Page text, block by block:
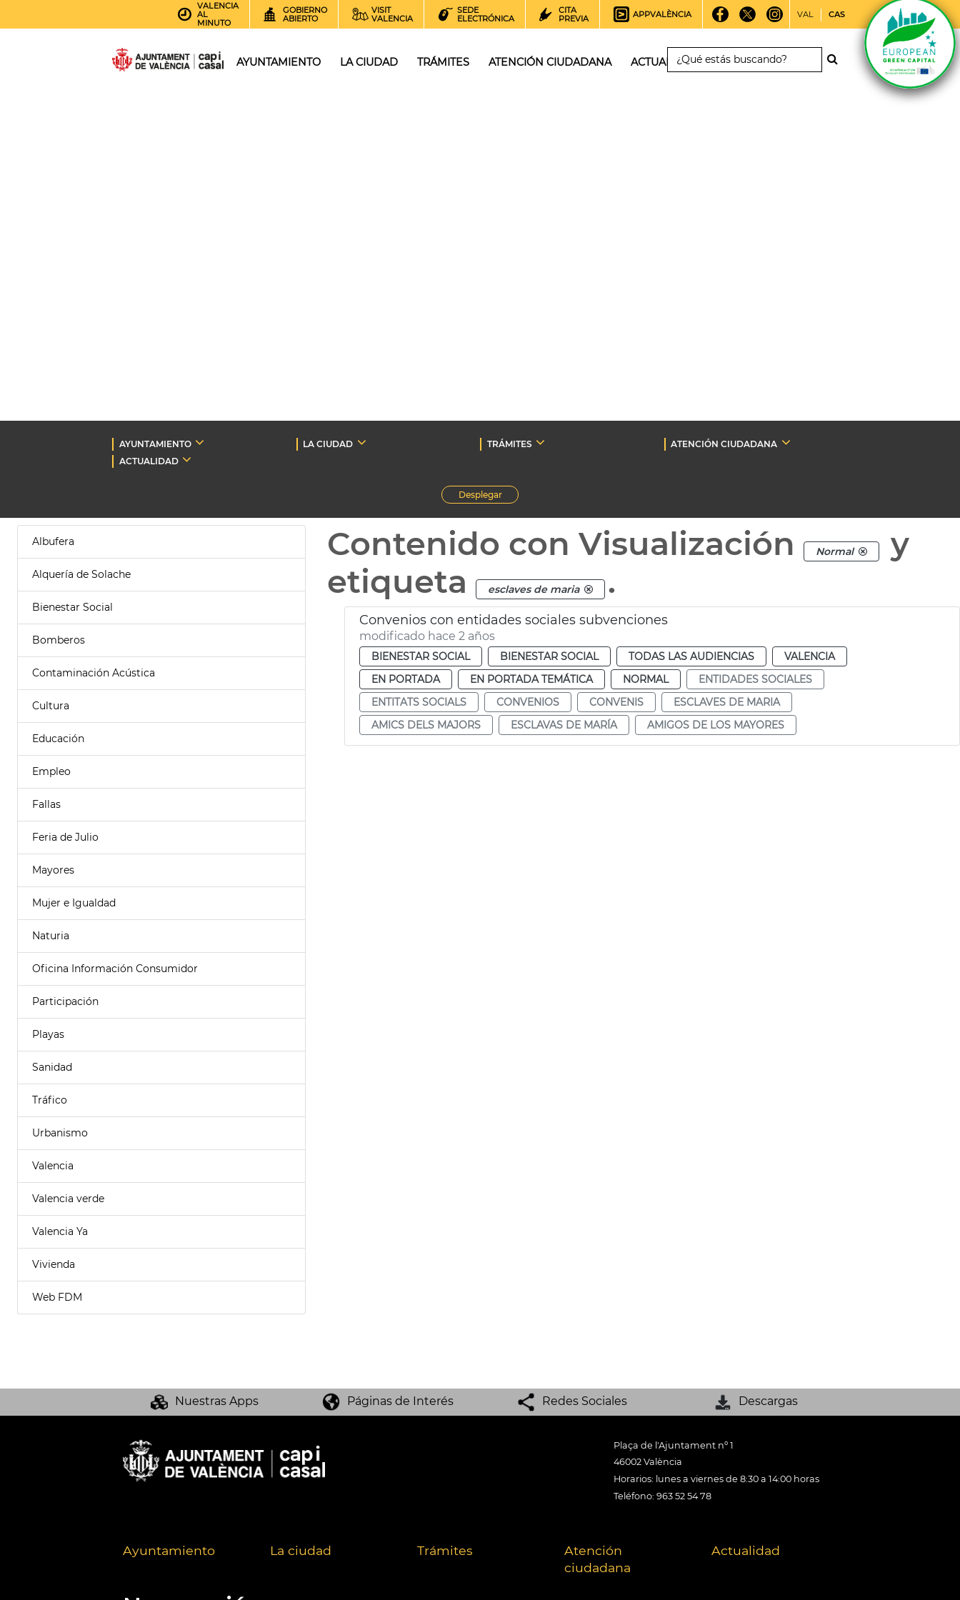
VALENCIA
AL
MINUTO
GOBIERNO
ABIERTO
VISIT
VALENCIA
SEDE
ELECTRÓNICA
CITA
PREVIA
APPVALÈNCIA VAL CAS
AYUNTAMIENTO LA CIUDAD TRÁMITES ATENCIÓN CIUDADANA ACTUALIDAD
AYUNTAMIENTO LA CIUDAD TRÁMITES
ATENCIÓN CIUDADANA
ACTUALIDAD
Desplegar
Albufera
Alquería de Solache
Bienestar Social
Bomberos
Contaminación Acústica
Cultura
Educación
Empleo
Fallas
Feria de Julio
Mayores
Mujer e Igualdad
Naturia
Oficina Información Consumidor
Participación
Playas
Sanidad
Tráfico
Urbanismo
Valencia
Valencia verde
Valencia Ya
Vivienda
Web FDM
Contenido con Visualización Normal
y
etiqueta
esclaves de maria .
Convenios con entidades sociales subvenciones
modificado hace 2 años
BIENESTAR SOCIAL BIENESTAR SOCIAL TODAS LAS AUDIENCIAS
VALENCIA
EN PORTADA
EN PORTADA TEMÁTICA NORMAL
ENTIDADES SOCIALES
ENTITATS SOCIALS
CONVENIOS CONVENIS
ESCLAVES DE MARIA
AMICS DELS MAJORS
ESCLAVAS DE MARÍA AMIGOS DE LOS MAYORES
Nuestras Apps Páginas de Interés Redes Sociales Descargas
Plaça de l'Ajuntament nº 1
46002 València
Horarios: lunes a viernes de 8:30 a 14:00 horas
Teléfono: 963 52 54 78
Ayuntamiento La ciudad Trámites
Atención
ciudadana
Actualidad